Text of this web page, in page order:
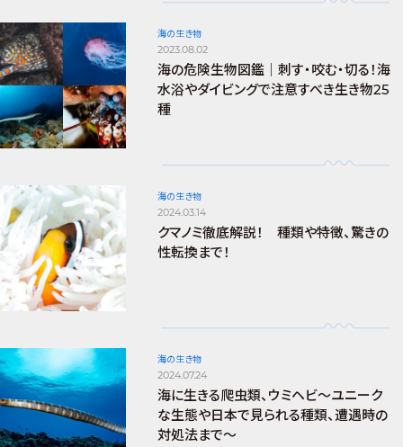
海の生き物
2023.08.02
海の危険生物図鑑｜刺す・咬む・切る！海
水浴やダイビングで注意すべき生き物25
種
海の生き物
2024.03.14
クマノミ徹底解説！ 種類や特徴、驚きの
性転換まで！
海の生き物
2024.07.24
海に生きる爬虫類、ウミヘビ～ユニーク
な生態や日本で見られる種類、遭遇時の
対処法まで～